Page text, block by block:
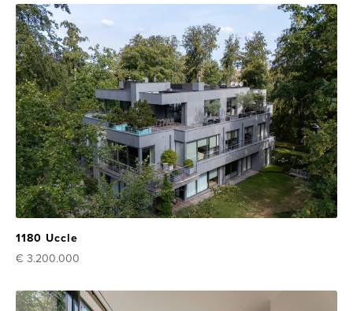
1180 Uccle
€ 3.200.000